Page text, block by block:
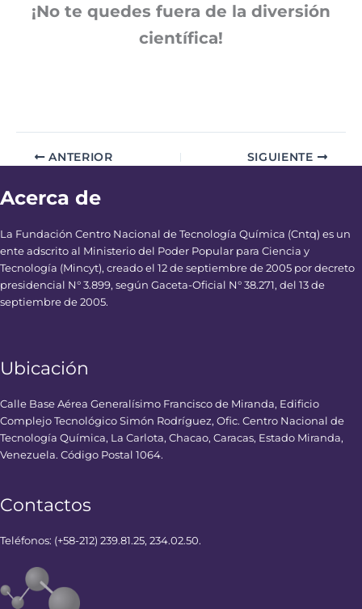
¡No te quedes fuera de la diversión
científica!
ANTERIOR SIGUIENTE
Acerca de
La Fundación Centro Nacional de Tecnología Química (Cntq) es un
ente adscrito al Ministerio del Poder Popular para Ciencia y
Tecnología (Mincyt), creado el 12 de septiembre de 2005 por decreto
presidencial N° 3.899, según Gaceta-Oficial N° 38.271, del 13 de
septiembre de 2005.
Ubicación
Calle Base Aérea Generalísimo Francisco de Miranda, Edificio
Complejo Tecnológico Simón Rodríguez, Ofic. Centro Nacional de
Tecnología Química, La Carlota, Chacao, Caracas, Estado Miranda,
Venezuela. Código Postal 1064.
Contactos
Teléfonos: (+58-212) 239.81.25, 234.02.50.